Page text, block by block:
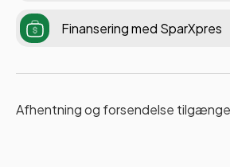
Finansering med SparXpres
Afhentning og forsendelse